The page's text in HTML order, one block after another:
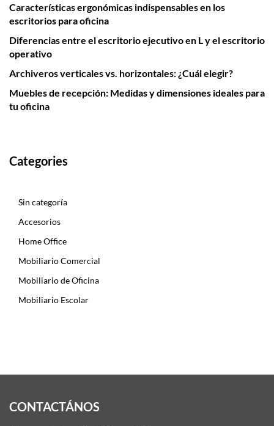
Características ergonómicas indispensables en los
escritorios para oficina
Diferencias entre el escritorio ejecutivo en L y el escritorio
operativo
Archiveros verticales vs. horizontales: ¿Cuál elegir?
Muebles de recepción: Medidas y dimensiones ideales para
tu oficina
Categories
Sin categoría
Accesorios
Home Office
Mobiliario Comercial
Mobiliario de Oficina
Mobiliario Escolar
CONTACTÁNOS